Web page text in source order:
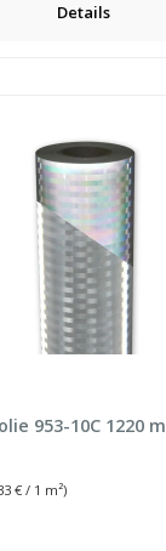
Details
953-10C 1220
€ / 1 m²)